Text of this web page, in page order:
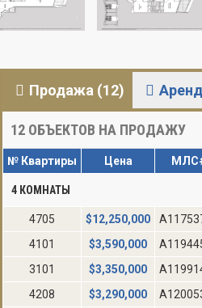
Продажа (12)
12 ОБЪЕКТОВ НА ПРОДАЖУ
№ Квартиры Цена
4 КОМНАТЫ
4705 $12,250,000
4101
$3,590,000
3101
$3,350,000
4208
$3,290,000